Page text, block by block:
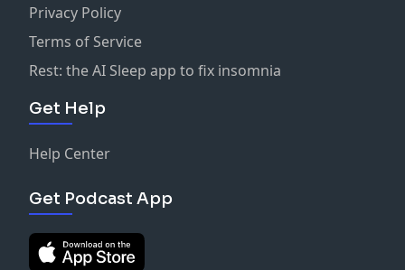
Privacy Policy
Terms of Service
Rest: the AI Sleep app to fix insomnia
Get Help
Help Center
Get Podcast App